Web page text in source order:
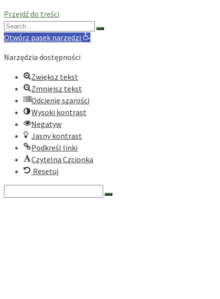
Przejdź do treści
Search
for:
Otwórz pasek narzędzi
Narzędzia dostępności
Zwiększ tekst
Zmniejsz tekst
Odcienie szarości
Wysoki kontrast
Negatyw
Jasny kontrast
Podkreśl linki
Czytelna Czcionka
Resetuj